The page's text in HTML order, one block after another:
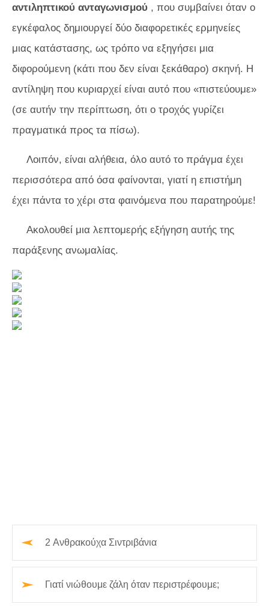
αντιληπτικού ανταγωνισμού , που συμβαίνει όταν ο
εγκέφαλος δημιουργεί δύο διαφορετικές ερμηνείες
μιας κατάστασης, ως τρόπο να εξηγήσει μια
διφορούμενη (κάτι που δεν είναι ξεκάθαρο) σκηνή. Η
αντίληψη που κυριαρχεί είναι αυτό που «πιστεύουμε»
(σε αυτήν την περίπτωση, ότι ο τροχός γυρίζει
πραγματικά προς τα πίσω).
Λοιπόν, είναι αλήθεια, όλο αυτό το πράγμα έχει
περισσότερα από όσα φαίνονται, γιατί η επιστήμη
έχει πάντα το χέρι στα φαινόμενα που παρατηρούμε!
Ακολουθεί μια λεπτομερής εξήγηση αυτής της
παράξενης ανωμαλίας.
2 Ανθρακούχα Σιντριβάνια
Γιατί νιώθουμε ζάλη όταν περιστρέφουμε;